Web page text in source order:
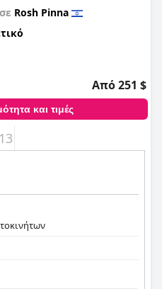
Rosh Pinna
Από 251 $
και τιμές